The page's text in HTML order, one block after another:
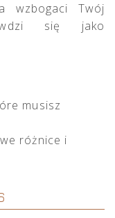
wzbogaci Twój
się jako
musisz
różnice i